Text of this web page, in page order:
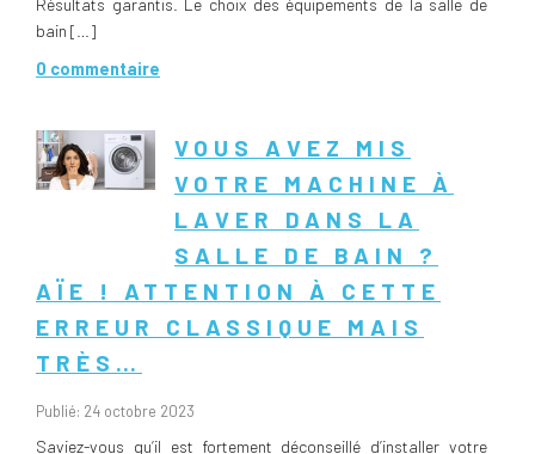
Résultats garantis. Le choix des équipements de la salle de
bain […]
0 commentaire
VOUS AVEZ MIS
VOTRE MACHINE À
LAVER DANS LA
SALLE DE BAIN ?
AÏE ! ATTENTION À CETTE
ERREUR CLASSIQUE MAIS
TRÈS…
Publié: 24 octobre 2023
Saviez-vous qu’il est fortement déconseillé d’installer votre